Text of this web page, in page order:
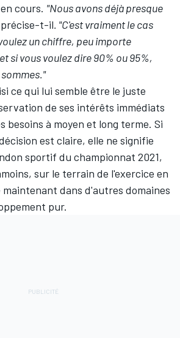
cours. "Nous avons déjà presque
t-il. "C'est vraiment le cas
un chiffre, peu importe
si vous voulez dire 90% ou 95%,
ce qui lui semble être le juste
de ses intérêts immédiats
besoins à moyen et long terme. Si
est claire, elle ne signifie
sportif du championnat 2021,
sur le terrain de l'exercice en
dans d'autres domaines
pur.